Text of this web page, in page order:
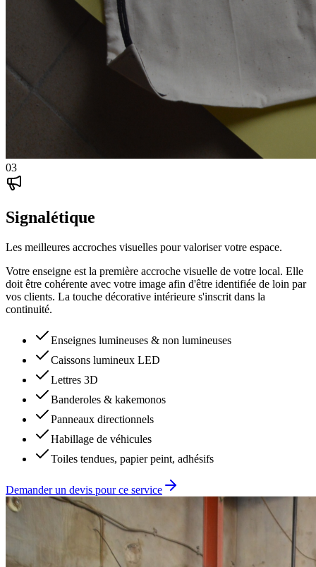
03
Signalétique
Les meilleures accroches visuelles pour valoriser votre espace.
Votre enseigne est la première accroche visuelle de votre local. Elle
doit être cohérente avec votre image afin d'être identifiée de loin par
vos clients. La touche décorative intérieure s'inscrit dans la
continuité.
Enseignes lumineuses & non lumineuses
Caissons lumineux LED
Lettres 3D
Banderoles & kakemonos
Panneaux directionnels
Habillage de véhicules
Toiles tendues, papier peint, adhésifs
Demander un devis pour ce service